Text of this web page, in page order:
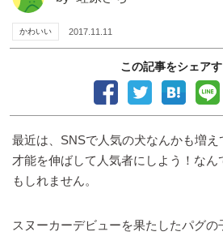
かわいい 2017.11.11
この記事をシェア
最近は、SNSで人気の犬なんかも増
才能を伸ばして人気者にしよう！な
もしれません。
スヌーカーデビューを果たしたパグ